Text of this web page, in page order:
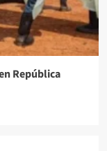
República